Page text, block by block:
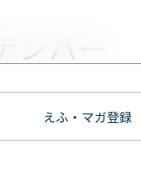
バー
えふ・マガ登録